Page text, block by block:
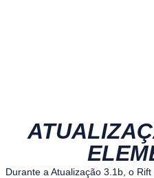
Durante a Atualização 3.1b, o